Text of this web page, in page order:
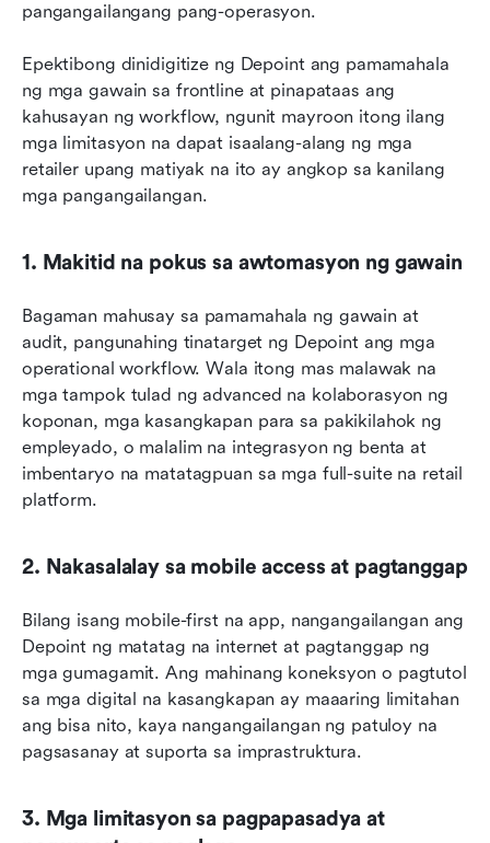
pangangailangang pang-operasyon.
Epektibong dinidigitize ng Depoint ang pamamahala
ng mga gawain sa frontline at pinapataas ang
kahusayan ng workflow, ngunit mayroon itong ilang
mga limitasyon na dapat isaalang-alang ng mga
retailer upang matiyak na ito ay angkop sa kanilang
mga pangangailangan.
1. Makitid na pokus sa awtomasyon ng gawain
Bagaman mahusay sa pamamahala ng gawain at
audit, pangunahing tinatarget ng Depoint ang mga
operational workflow. Wala itong mas malawak na
mga tampok tulad ng advanced na kolaborasyon ng
koponan, mga kasangkapan para sa pakikilahok ng
empleyado, o malalim na integrasyon ng benta at
imbentaryo na matatagpuan sa mga full-suite na retail
platform.
2. Nakasalalay sa mobile access at pagtanggap
Bilang isang mobile-first na app, nangangailangan ang
Depoint ng matatag na internet at pagtanggap ng
mga gumagamit. Ang mahinang koneksyon o pagtutol
sa mga digital na kasangkapan ay maaaring limitahan
ang bisa nito, kaya nangangailangan ng patuloy na
pagsasanay at suporta sa imprastruktura.
3. Mga limitasyon sa pagpapasadya at